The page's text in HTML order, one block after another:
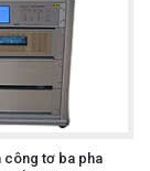
công tơ ba pha